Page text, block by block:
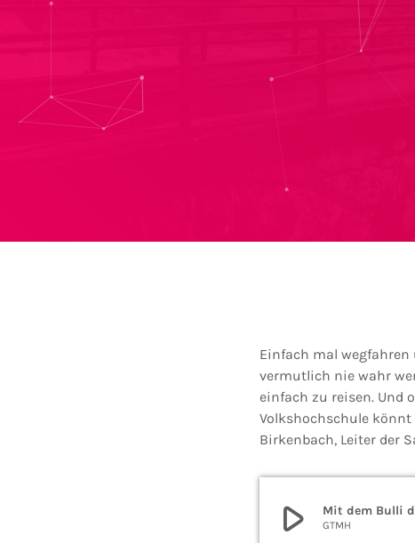
Einfach mal
vermutlich nie wahr
einfach zu reisen. Und
Volkshochschule
Birkenbach, Leiter der
play_arrow Mit dem Bulli
GTMH